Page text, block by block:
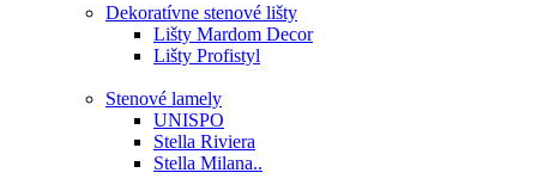
Dekoratívne stenové lišty
Lišty Mardom Decor
Lišty Profistyl
Stenové lamely
UNISPO
Stella Riviera
Stella Milana..